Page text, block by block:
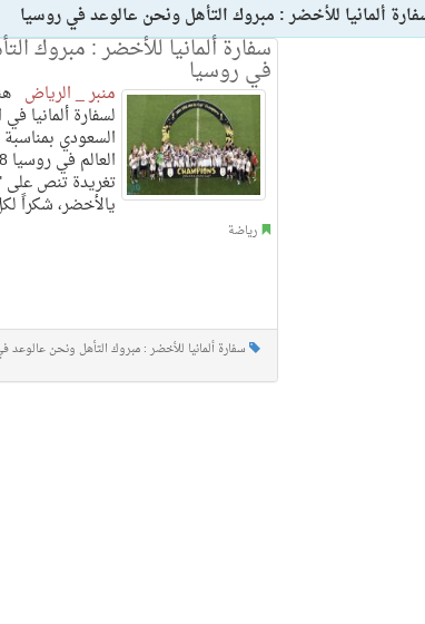
ألمانيا للأخضر : مبروك التأهل ونحن عالوعد في روسيا
سفارة ألمانيا للأخضر : مبروك
في روسيا
منبر _ الرياض
لسفارة ألمانيا
السعودي
تغريدة تنص على
يالأخضر، شكراً
رياضة
سفارة ألمانيا للأخضر : مبروك التأهل ونحن عالوعد